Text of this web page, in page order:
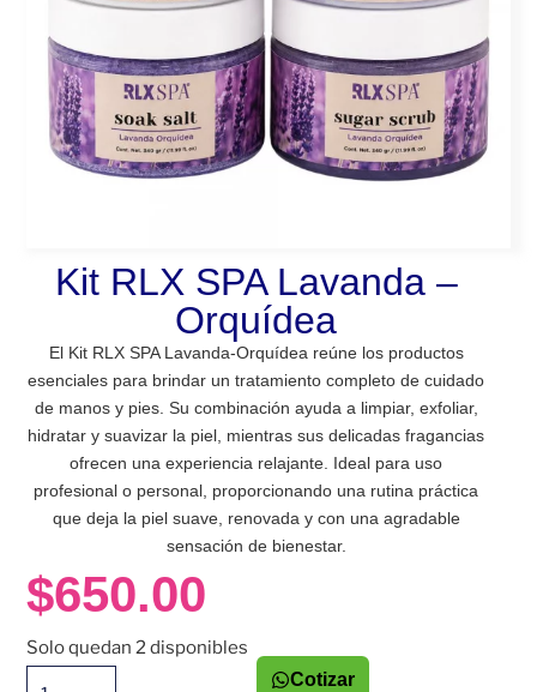
Kit RLX SPA Lavanda –
Orquídea
El Kit RLX SPA Lavanda-Orquídea reúne los productos
esenciales para brindar un tratamiento completo de cuidado
de manos y pies. Su combinación ayuda a limpiar, exfoliar,
hidratar y suavizar la piel, mientras sus delicadas fragancias
ofrecen una experiencia relajante. Ideal para uso
profesional o personal, proporcionando una rutina práctica
que deja la piel suave, renovada y con una agradable
sensación de bienestar.
$650.00
Solo quedan 2 disponibles
Cotizar